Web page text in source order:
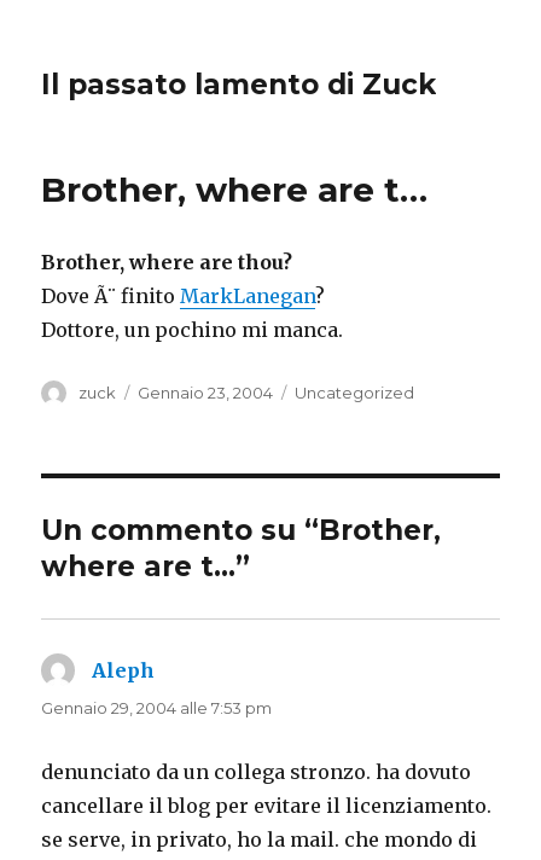
Il passato lamento di Zuck
Brother, where are t…
Brother, where are thou?
Dove Ã¨ finitoMarkLanegan?
Dottore, un pochino mi manca.
Autore
zuck
Pubblicato
Gennaio 23, 2004 Categorie
Uncategorized
Un commento su “Brother,
where are t…”
Aleph
detto:
Gennaio 29, 2004 alle 7:53 pm
denunciato da un collega stronzo. ha dovuto
cancellare il blog per evitare il licenziamento.
se serve, in privato, ho la mail. che mondo di